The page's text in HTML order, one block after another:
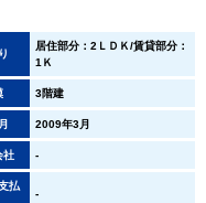
居住部分：2ＬＤＫ/賃貸部分：
1Ｋ
3階建
2009年3月
社 -
払
-